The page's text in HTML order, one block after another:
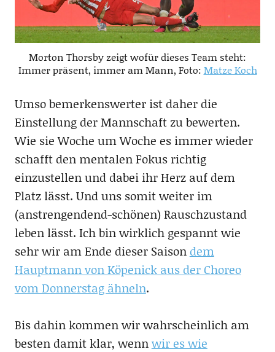
Morton Thorsby zeigt wofür dieses Team steht:
Immer präsent, immer am Mann, Foto: Matze Koch
Umso bemerkenswerter ist daher die
Einstellung der Mannschaft zu bewerten.
Wie sie Woche um Woche es immer wieder
schafft den mentalen Fokus richtig
einzustellen und dabei ihr Herz auf dem
Platz lässt. Und uns somit weiter im
(anstrengendend-schönen) Rauschzustand
leben lässt. Ich bin wirklich gespannt wie
sehr wir am Ende dieser Saison dem
Hauptmann von Köpenick aus der Choreo
vom Donnerstag ähneln.
Bis dahin kommen wir wahrscheinlich am
besten damit klar, wennwir es wie